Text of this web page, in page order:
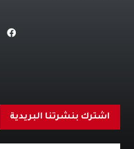
اشترك بنشرتنا البريدية